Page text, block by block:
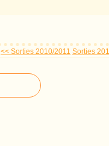
<< Sorties 2010/2011 Sorties